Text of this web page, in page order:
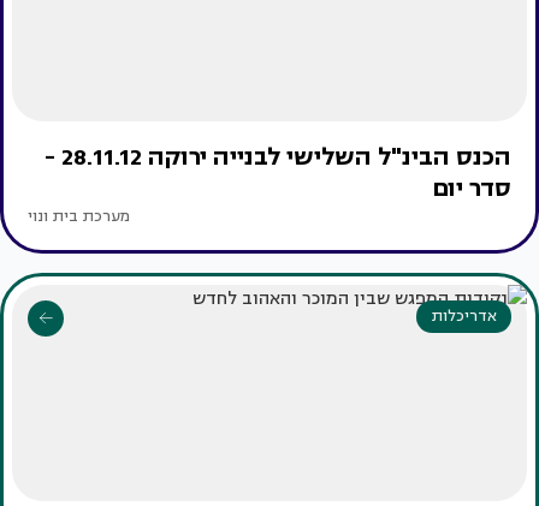
הכנס הבינ"ל השלישי לבנייה ירוקה 28.11.12 -
סדר יום
מערכת בית ונוי
אדריכלות